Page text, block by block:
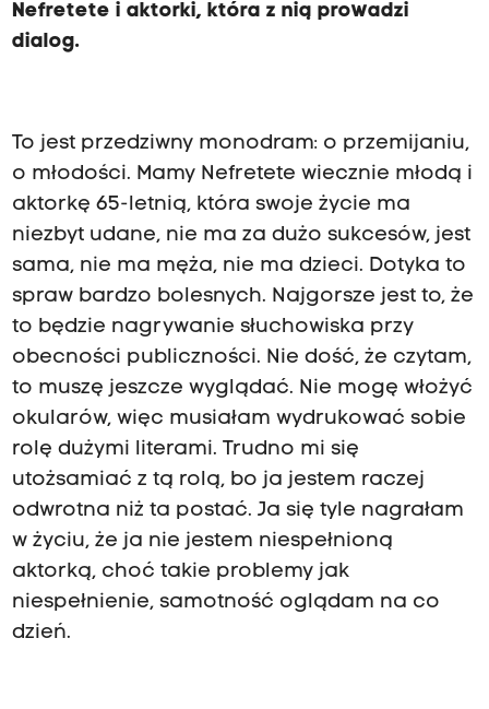
Nefretete i aktorki, która z nią prowadzi
dialog.
To jest przedziwny monodram: o przemijaniu,
o młodości. Mamy Nefretete wiecznie młodą i
aktorkę 65-letnią, która swoje życie ma
niezbyt udane, nie ma za dużo sukcesów, jest
sama, nie ma męża, nie ma dzieci. Dotyka to
spraw bardzo bolesnych. Najgorsze jest to, że
to będzie nagrywanie słuchowiska przy
obecności publiczności. Nie dość, że czytam,
to muszę jeszcze wyglądać. Nie mogę włożyć
okularów, więc musiałam wydrukować sobie
rolę dużymi literami. Trudno mi się
utożsamiać z tą rolą, bo ja jestem raczej
odwrotna niż ta postać. Ja się tyle nagrałam
w życiu, że ja nie jestem niespełnioną
aktorką, choć takie problemy jak
niespełnienie, samotność oglądam na co
dzień.